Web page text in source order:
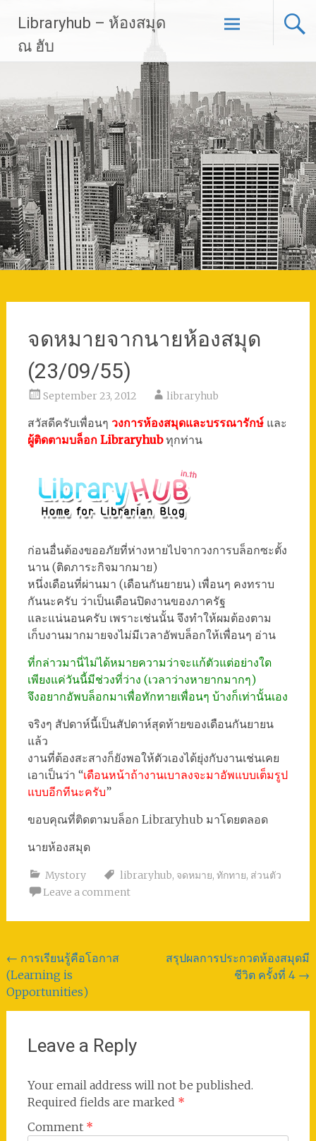
content
Libraryhub – ห้องสมุด
ณ ฮับ
จดหมายจากนายห้องสมุด
(23/09/55)
September 23, 2012 libraryhub
สวัสดีครับเพื่อนๆ วงการห้องสมุดและบรรณารักษ์และ
ผู้ติดตามบล็อก Libraryhubทุกท่าน
ก่อนอื่นต้องขออภัยที่ห่างหายไปจากวงการบล็อกซะตั้ง
นาน (ติดภาระกิจมากมาย)
หนึ่งเดือนที่ผ่านมา (เดือนกันยายน) เพื่อนๆ คงทราบ
กันนะครับ ว่าเป็นเดือนปิดงานของภาครัฐ
และแน่นอนครับ เพราะเช่นนั้น จึงทำให้ผมต้องตาม
เก็บงานมากมายจงไม่มีเวลาอัพบล็อกให้เพื่อนๆ อ่าน
ที่กล่าวมานี่ไม่ได้หมายความว่าจะแก้ตัวแต่อย่างใด
เพียงแค่วันนี้มีช่วงที่ว่าง (เวลาว่างหายากมากๆ)
จึงอยากอัพบล็อกมาเพื่อทักทายเพื่อนๆ บ้างก็เท่านั้นเอง
จริงๆ สัปดาห์นี้เป็นสัปดาห์สุดท้ายของเดือนกันยายน
แล้ว
งานที่ต้องสะสางก็ยังพอให้ตัวเองได้ยุ่งกับงานเช่นเคย
เอาเป็นว่า “เดือนหน้าถ้างานเบาลงจะมาอัพแบบเต็มรูป
แบบอีกทีนะครับ”
ขอบคุณที่ติดตามบล็อก Libraryhub มาโดยตลอด
นายห้องสมุด
Mystory libraryhub, จดหมาย, ทักทาย, ส่วนตัว
Leave a comment
Post
navigation
← การเรียนรู้คือโอกาส
(Learning is
Opportunities)
สรุปผลการประกวดห้องสมุดมี
ชีวิต ครั้งที่ 4 →
Leave a Reply
Your email address will not be published.
Required fields are marked *
Comment *